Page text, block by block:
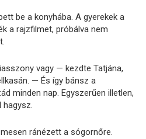
be a konyhába. A gyerekek a
a rajzfilmet, próbálva nem
vagy — kezdte Tatjána,
— És így bánsz a
minden nap. Egyszerűen illetlen,
hagysz.
ránézett a sógornőre.